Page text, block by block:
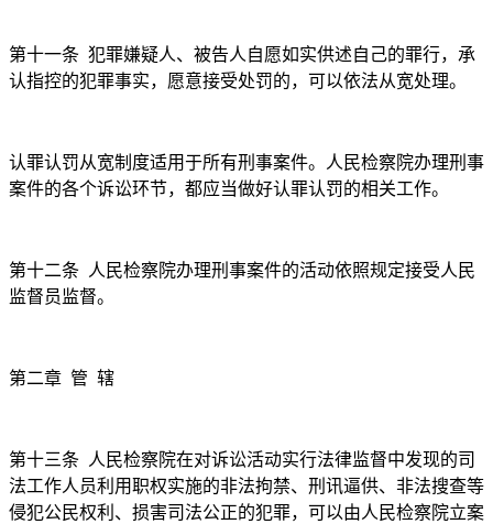
第十一条 犯罪嫌疑人、被告人自愿如实供述自己的罪行，承
认指控的犯罪事实，愿意接受处罚的，可以依法从宽处理。
认罪认罚从宽制度适用于所有刑事案件。人民检察院办理刑事
案件的各个诉讼环节，都应当做好认罪认罚的相关工作。
第十二条
人民检察院办理刑事案件的活动依照规定接受人民
监督员监督。
第二章 管 辖
第十三条
人民检察院在对诉讼活动实行法律监督中发现的司
法工作人员利用职权实施的非法拘禁、刑讯逼供、非法搜查等
侵犯公民权利、损害司法公正的犯罪，可以由人民检察院立案